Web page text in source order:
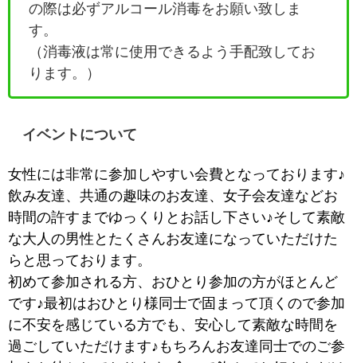
の際は必ずアルコール消毒をお願い致しま
す。
（消毒液は常に使用できるよう手配致してお
ります。）
イベントについて
女性には非常に参加しやすい会費となっております♪
飲み友達、共通の趣味のお友達、女子会友達などお
時間の許すまでゆっくりとお話し下さい♪そして素敵
な大人の男性とたくさんお友達になっていただけた
らと思っております。
初めて参加される方、おひとり参加の方がほとんど
です♪最初はおひとり様同士で固まって頂くので参加
に不安を感じている方でも、安心して素敵な時間を
過ごしていただけます♪もちろんお友達同士でのご参